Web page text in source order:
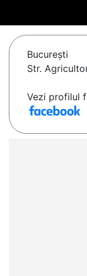
Bucureşti
Str.
Vezi profilul